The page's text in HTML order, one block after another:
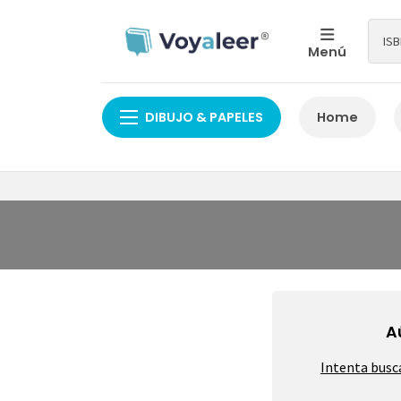
Menú
DIBUJO & PAPELES Home
Intenta